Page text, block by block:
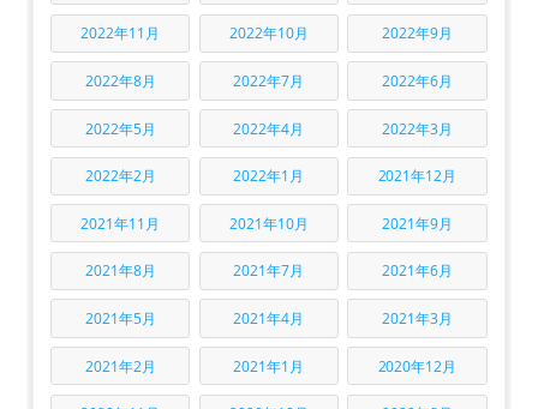
2022年11月 2022年10月 2022年9月
2022年8月 2022年7月 2022年6月
2022年5月 2022年4月 2022年3月
2022年2月 2022年1月 2021年12月
2021年11月 2021年10月 2021年9月
2021年8月 2021年7月 2021年6月
2021年5月 2021年4月 2021年3月
2021年2月 2021年1月 2020年12月